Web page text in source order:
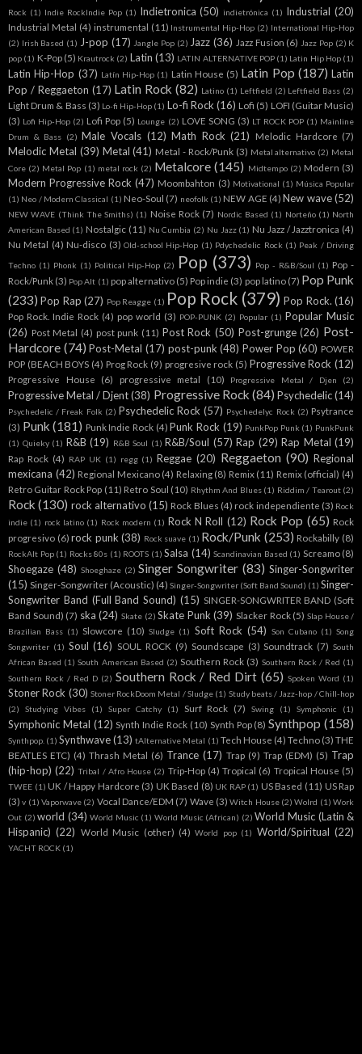
Rock (1) Indie RockIndie Pop (1) Indietronica (50) indietrónica (1) Industrial (20)
Industrial Metal (4) instrumental (11) Instrumental Hip-Hop (2) International Hip-Hop
(2) Irish Based (1) J-pop (17) Jangle Pop (2) Jazz (36) Jazz Fusion (6) Jazz Pop (2) K
pop (1) K-Pop (5) Krautrock (2) Latin (13) LATIN ALTERNATIVE POP (1) Latin Hip Hop (1)
Latin Hip-Hop (37) Latín Hip-Hop (1) Latin House (5) Latin Pop (187) Latin
Pop / Reggaeton (17) Latin Rock (82) Latino (1) Leftfield (2) Leftfield Bass (2)
Light Drum & Bass (3) Lo-fi Hip-Hop (1) Lo-fi Rock (16) Lofi (5) LOFI (Guitar Music)
(3) Lofi Hip-Hop (2) Lofi Pop (5) Lounge (2) LOVE SONG (3) LT ROCK POP (1) Mainline
Drum & Bass (2) Male Vocals (12) Math Rock (21) Melodic Hardcore (7)
Melodic Metal (39) Metal (41) Metal - Rock/Punk (3) Metal alternativo (2) Metal
Core (2) Metal Pop (1) metal rock (2) Metalcore (145) Midtempo (2) Modern (3)
Modern Progressive Rock (47) Moombahton (3) Motivational (1) Música Popular
(1) Neo / Modern Classical (1) Neo-Soul (7) neofolk (1) NEW AGE (4) New wave (52)
NEW WAVE (Think The Smiths) (1) Noise Rock (7) Nordic Based (1) Norteño (1) North
American Based (1) Nostalgic (11) Nu Cumbia (2) Nu Jazz (1) Nu Jazz / Jazztronica (4)
Nu Metal (4) Nu-disco (3) Old-school Hip-Hop (1) Pdychedelic Rock (1) Peak / Driving
Techno (1) Phonk (1) Political Hip-Hop (2) Pop (373) Pop - R&B/Soul (1) Pop -
Rock/Punk (3) Pop Alt (1) pop alternativo (5) Pop indie (3) pop latino (7) Pop Punk
(233) Pop Rap (27) Pop Reagge (1) Pop Rock (379) Pop Rock. (16)
Pop Rock. Indie Rock (4) pop world (3) POP-PUNK (2) Popular (1) Popular Music
(26) Post Metal (4) post punk (11) Post Rock (50) Post-grunge (26) Post-
Hardcore (74) Post-Metal (17) post-punk (48) Power Pop (60) POWER
POP (BEACH BOYS (4) Prog Rock (9) progresive rock (5) Progressive Rock (12)
Progressive House (6) progressive metal (10) Progressive Metal / Djen (2)
Progressive Metal / Djent (38) Progressive Rock (84) Psychedelic(14)
Psychedelic / Freak Folk (2) Psychedelic Rock (57) Psychedelyc Rock (2) Psytrance
(3) Punk (181) Punk Indie Rock (4) Punk Rock (19) PunkPop Punk (1) PunkPunk
(1) Quieky (1) R&B (19) R&B Soul (1) R&B/Soul (57) Rap (29) Rap Metal (19)
Rap Rock (4) RAP UK (1) regg (1) Reggae (20) Reggaeton (90) Regional
mexicana (42) Regional Mexicano (4) Relaxing (8) Remix (11) Remix (official) (4)
Retro Guitar Rock Pop (11) Retro Soul (10) Rhythm And Blues (1) Riddim / Tearout (2)
Rock (130) rock alternativo (15) Rock Blues (4) rock independiente (3) Rock
indie (1) rock latino (1) Rock modern (1) Rock N Roll (12) Rock Pop (65) Rock
progresivo (6) rock punk (38) Rock suave (1) Rock/Punk (253) Rockabilly (8)
RockAlt Pop (1) Rocks 80s (1) ROOTS (1) Salsa (14) Scandinavian Based (1) Screamo (8)
Shoegaze (48) Shoeghaze (2) Singer Songwriter (83) Singer-Songwriter
(15) Singer-Songwriter (Acoustic) (4) Singer-Songwriter (Soft Band Sound) (1) Singer-
Songwriter Band (Full Band Sound) (15) SINGER-SONGWRITER BAND (Soft
Band Sound) (7) ska (24) Skate (2) Skate Punk (39) Slacker Rock (5) Slap House /
Brazilian Bass (1) Slowcore (10) Sludge (1) Soft Rock (54) Son Cubano (1) Song
Songwriter (1) Soul (16) SOUL ROCK (9) Soundscape (3) Soundtrack (7) South
African Based (1) South American Based (2) Southern Rock (3) Southern Rock / Red (1)
Southern Rock / Red D (2) Southern Rock / Red Dirt (65) Spoken Word (1)
Stoner Rock (30) Stoner RockDoom Metal / Sludge (1) Study beats / Jazz-hop / Chill-hop
(2)
Studying Vibes (1) Super Catchy (1) Surf Rock (7) Swing (1) Symphonic (1)
Symphonic Metal (12) Synth Indie Rock (10) Synth Pop (8) Synthpop (158)
Synthpop. (1) Synthwave (13) tAlternative Metal (1) Tech House (4) Techno (3) THE
BEATLES ETC) (4) Thrash Metal (6) Trance (17) Trap (9) Trap (EDM) (5) Trap
(hip-hop) (22) Tribal / Afro House (2) Trip-Hop (4) Tropical (6) Tropical House (5)
TWEE (1) UK / Happy Hardcore (3) UK Based (8) UK RAP (1) US Based (11) US Rap
(3) v (1) Vaporwave (2) Vocal Dance/EDM (7) Wave (3) Witch House (2) Wolrd (1) Work
Out (2) world (34) World Music (1) World Music (African) (2) World Music (Latin &
Hispanic) (22) World Music (other) (4) World pop (1) World/Spiritual (22)
YACHT ROCK (1)